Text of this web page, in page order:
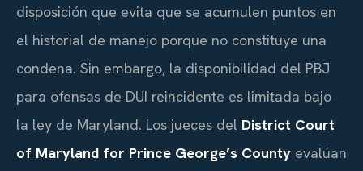
disposición que evita que se acumulen puntos en
el historial de manejo porque no constituye una
condena. Sin embargo, la disponibilidad del PBJ
para ofensas de DUI reincidente es limitada bajo
la ley de Maryland. Los jueces del District Court
of Maryland for Prince George’s County evalúan